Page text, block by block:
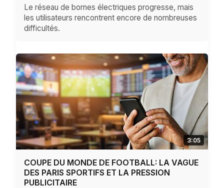
Le réseau de bornes électriques progresse, mais
les utilisateurs rencontrent encore de nombreuses
difficultés.
3:05
COUPE DU MONDE DE FOOTBALL: LA VAGUE
DES PARIS SPORTIFS ET LA PRESSION
PUBLICITAIRE